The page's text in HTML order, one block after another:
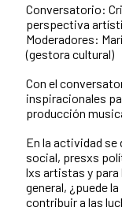
Conversatorio:
perspectiva
Moderadores:
(gestora cultural)
Con el
inspiracionales
producción
En la actividad
social, presxs
lxs artistas y para
general, ¿puede
contribuir a las